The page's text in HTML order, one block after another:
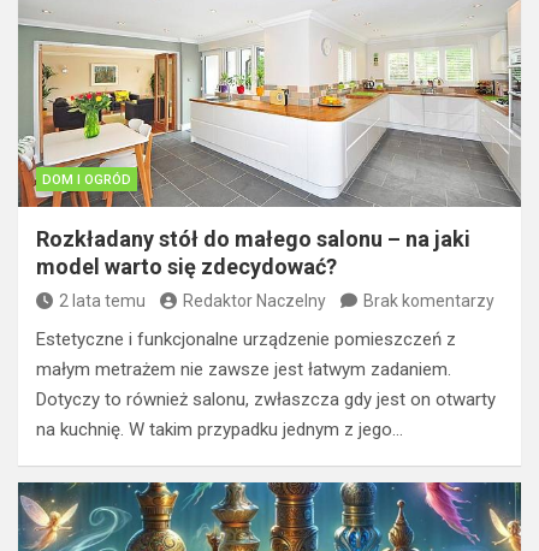
DOM I OGRÓD
Rozkładany stół do małego salonu – na jaki
model warto się zdecydować?
2 lata temu Redaktor Naczelny Brak komentarzy
Estetyczne i funkcjonalne urządzenie pomieszczeń z
małym metrażem nie zawsze jest łatwym zadaniem.
Dotyczy to również salonu, zwłaszcza gdy jest on otwarty
na kuchnię. W takim przypadku jednym z jego…